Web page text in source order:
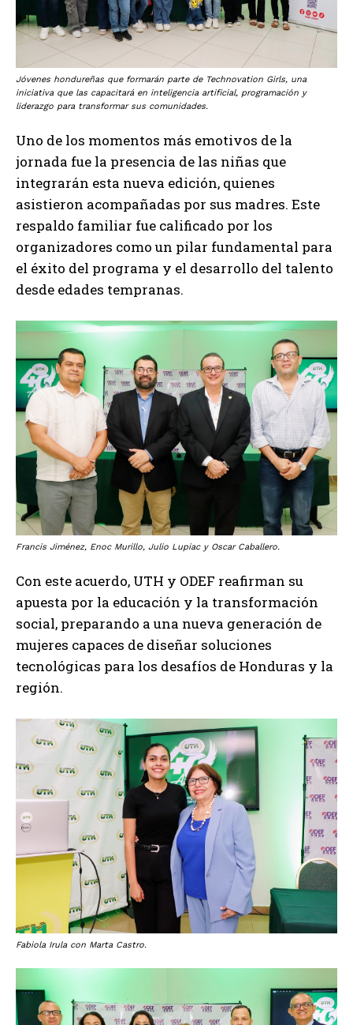
Jóvenes hondureñas que formarán parte de Technovation Girls, una
iniciativa que las capacitará en inteligencia artificial, programación y
liderazgo para transformar sus comunidades.
Uno de los momentos más emotivos de la
jornada fue la presencia de las niñas que
integrarán esta nueva edición, quienes
asistieron acompañadas por sus madres. Este
respaldo familiar fue calificado por los
organizadores como un pilar fundamental para
el éxito del programa y el desarrollo del talento
desde edades tempranas.
Francis Jiménez, Enoc Murillo, Julio Lupiac y Oscar Caballero.
Con este acuerdo, UTH y ODEF reafirman su
apuesta por la educación y la transformación
social, preparando a una nueva generación de
mujeres capaces de diseñar soluciones
tecnológicas para los desafíos de Honduras y la
región.
Fabiola Irula con Marta Castro.